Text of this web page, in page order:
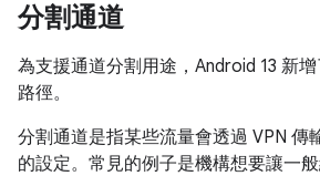
分割通道
為支援通道分割用途，Android 13 新
路徑。
分割通道是指某些流量會透過 VPN 傳
的設定。常見的例子是機構想要讓一